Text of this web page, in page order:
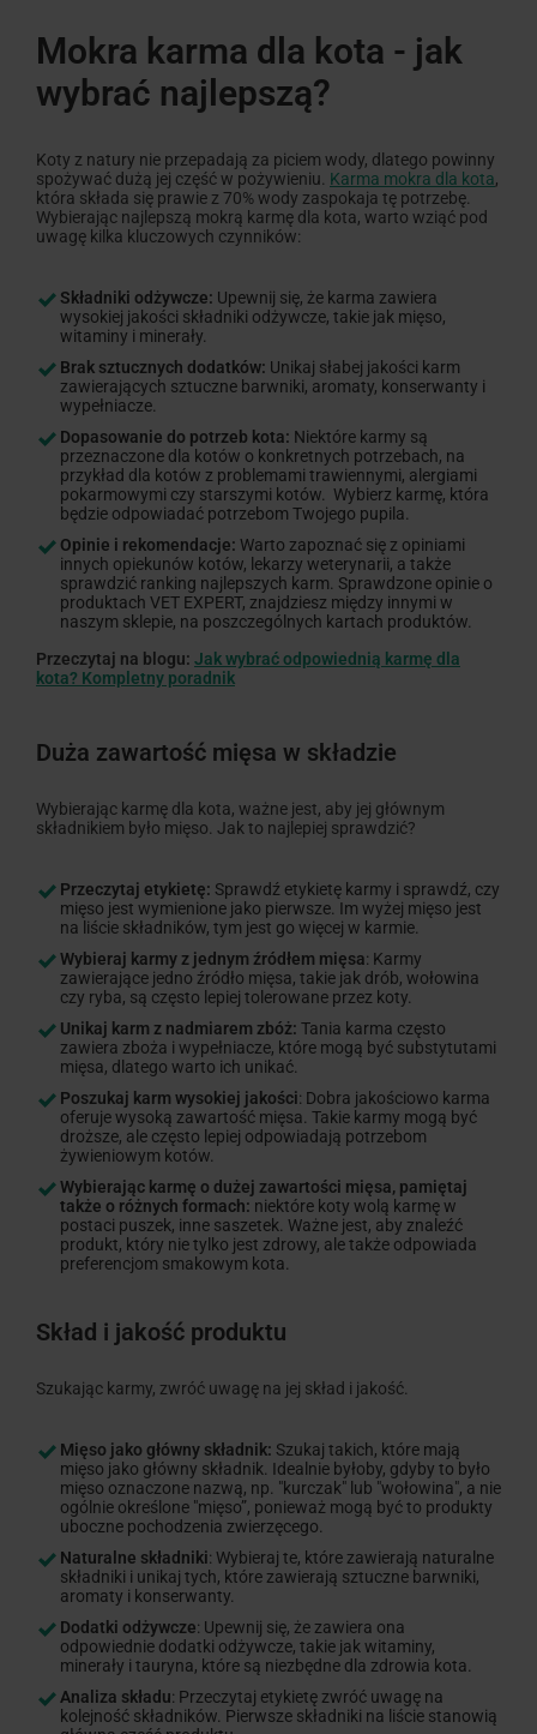
Mokra karma dla kota - jak
wybrać najlepszą?
Koty z natury nie przepadają za piciem wody, dlatego powinny
spożywać dużą jej część w pożywieniu. Karma mokra dla kota,
która składa się prawie z 70% wody zaspokaja tę potrzebę.
Wybierając najlepszą mokrą karmę dla kota, warto wziąć pod
uwagę kilka kluczowych czynników:
Składniki odżywcze: Upewnij się, że karma zawiera
wysokiej jakości składniki odżywcze, takie jak mięso,
witaminy i minerały.
Brak sztucznych dodatków: Unikaj słabej jakości karm
zawierających sztuczne barwniki, aromaty, konserwanty i
wypełniacze.
Dopasowanie do potrzeb kota: Niektóre karmy są
przeznaczone dla kotów o konkretnych potrzebach, na
przykład dla kotów z problemami trawiennymi, alergiami
pokarmowymi czy starszymi kotów. Wybierz karmę, która
będzie odpowiadać potrzebom Twojego pupila.
Opinie i rekomendacje: Warto zapoznać się z opiniami
innych opiekunów kotów, lekarzy weterynarii, a także
sprawdzić ranking najlepszych karm. Sprawdzone opinie o
produktach VET EXPERT, znajdziesz między innymi w
naszym sklepie, na poszczególnych kartach produktów.
Przeczytaj na blogu: Jak wybrać odpowiednią karmę dla
kota? Kompletny poradnik
Duża zawartość mięsa w składzie
Wybierając karmę dla kota, ważne jest, aby jej głównym
składnikiem było mięso. Jak to najlepiej sprawdzić?
Przeczytaj etykietę: Sprawdź etykietę karmy i sprawdź, czy
mięso jest wymienione jako pierwsze. Im wyżej mięso jest
na liście składników, tym jest go więcej w karmie.
Wybieraj karmy z jednym źródłem mięsa: Karmy
zawierające jedno źródło mięsa, takie jak drób, wołowina
czy ryba, są często lepiej tolerowane przez koty.
Unikaj karm z nadmiarem zbóż: Tania karma często
zawiera zboża i wypełniacze, które mogą być substytutami
mięsa, dlatego warto ich unikać.
Poszukaj karm wysokiej jakości: Dobra jakościowo karma
oferuje wysoką zawartość mięsa. Takie karmy mogą być
droższe, ale często lepiej odpowiadają potrzebom
żywieniowym kotów.
Wybierając karmę o dużej zawartości mięsa, pamiętaj
także o różnych formach: niektóre koty wolą karmę w
postaci puszek, inne saszetek. Ważne jest, aby znaleźć
produkt, który nie tylko jest zdrowy, ale także odpowiada
preferencjom smakowym kota.
Skład i jakość produktu
Szukając karmy, zwróć uwagę na jej skład i jakość.
Mięso jako główny składnik: Szukaj takich, które mają
mięso jako główny składnik. Idealnie byłoby, gdyby to było
mięso oznaczone nazwą, np. "kurczak" lub "wołowina", a nie
ogólnie określone "mięso”, ponieważ mogą być to produkty
uboczne pochodzenia zwierzęcego.
Naturalne składniki: Wybieraj te, które zawierają naturalne
składniki i unikaj tych, które zawierają sztuczne barwniki,
aromaty i konserwanty.
Dodatki odżywcze: Upewnij się, że zawiera ona
odpowiednie dodatki odżywcze, takie jak witaminy,
minerały i tauryna, które są niezbędne dla zdrowia kota.
Analiza składu: Przeczytaj etykietę zwróć uwagę na
kolejność składników. Pierwsze składniki na liście stanowią